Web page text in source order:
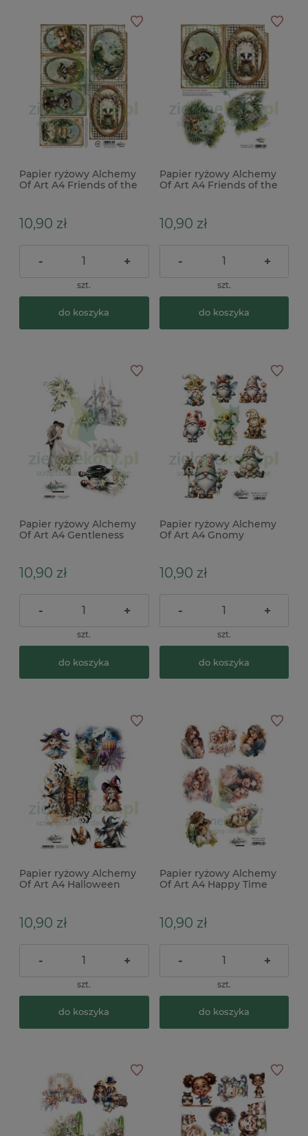
Papier ryżowy Alchemy
Of Art A4 Friends of the
10,90 zł
- +
szt.
do koszyka
Papier ryżowy Alchemy
Of Art A4 Friends of the
10,90 zł
- +
szt.
do koszyka
Papier ryżowy Alchemy
Of Art A4 Gentleness
10,90 zł
- +
szt.
do koszyka
Papier ryżowy Alchemy
Of Art A4 Gnomy
10,90 zł
- +
szt.
do koszyka
Papier ryżowy Alchemy
Of Art A4 Halloween
10,90 zł
- +
szt.
do koszyka
Papier ryżowy Alchemy
Of Art A4 Happy Time
10,90 zł
- +
szt.
do koszyka